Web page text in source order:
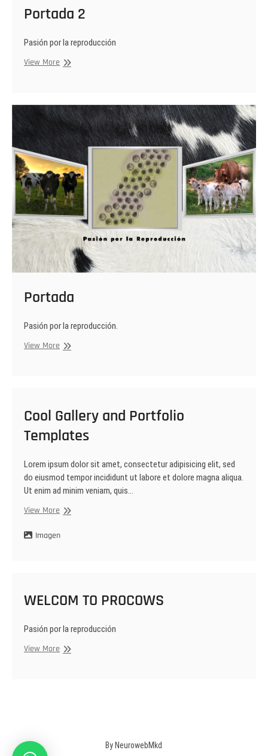
Portada 2
Pasión por la reproducción
View More Portada
Portada
Pasión por la reproducción.
View More Portada
Cool Gallery and Portfolio
Templates
Lorem ipsum dolor sit amet, consectetur adipisicing elit, sed
do eiusmod tempor incididunt ut labore et dolore magna aliqua.
Ut enim ad minim veniam, quis…
View More Cool
and
Imagen
WELCOM TO PROCOWS
Pasión por la reproducción
View More WELCOM